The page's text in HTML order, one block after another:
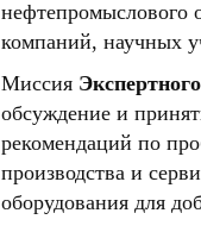
нефтепромыслового
компаний, научных
Миссия
обсуждение и
рекомендаций по
производства и
оборудования для